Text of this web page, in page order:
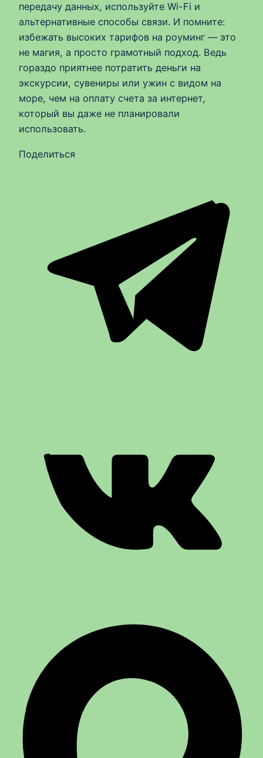
передачу данных, используйте Wi-Fi и
альтернативные способы связи. И помните:
избежать высоких тарифов на роуминг — это
не магия, а просто грамотный подход. Ведь
гораздо приятнее потратить деньги на
экскурсии, сувениры или ужин с видом на
море, чем на оплату счета за интернет,
который вы даже не планировали
использовать.
Поделиться